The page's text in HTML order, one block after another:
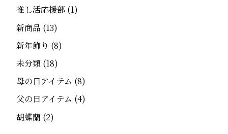
推し活応援部 (1)
新商品 (13)
新年飾り (8)
未分類 (18)
母の日アイテム (8)
父の日アイテム (4)
胡蝶蘭 (2)